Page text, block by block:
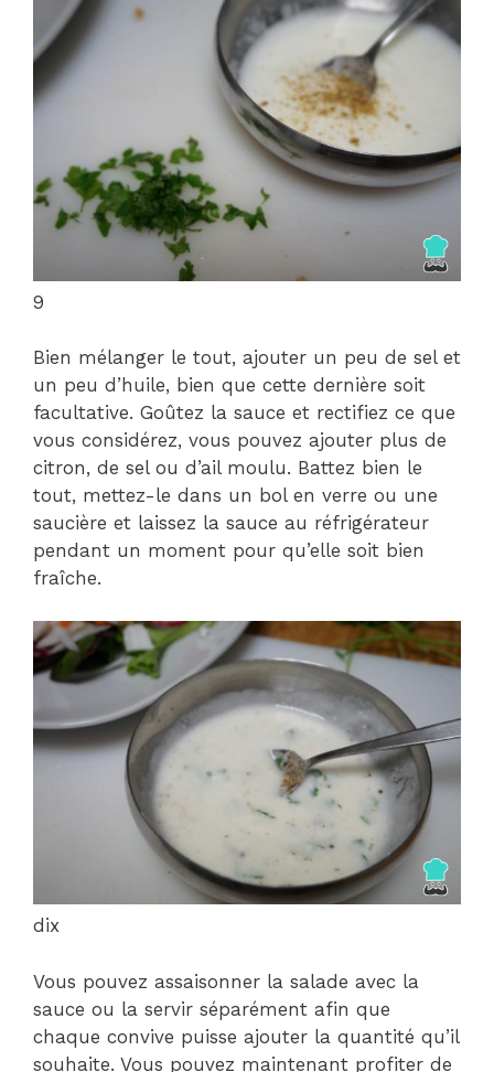
9
Bien mélanger le tout, ajouter un peu de sel et
un peu d’huile, bien que cette dernière soit
facultative. Goûtez la sauce et rectifiez ce que
vous considérez, vous pouvez ajouter plus de
citron, de sel ou d’ail moulu. Battez bien le
tout, mettez-le dans un bol en verre ou une
saucière et laissez la sauce au réfrigérateur
pendant un moment pour qu’elle soit bien
fraîche.
dix
Vous pouvez assaisonner la salade avec la
sauce ou la servir séparément afin que
chaque convive puisse ajouter la quantité qu’il
souhaite. Vous pouvez maintenant profiter de